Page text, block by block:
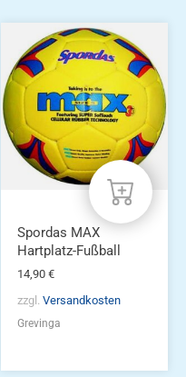
Spordas MAX
Hartplatz-Fußball
14,90 €
zzgl. Versandkosten
Grevinga